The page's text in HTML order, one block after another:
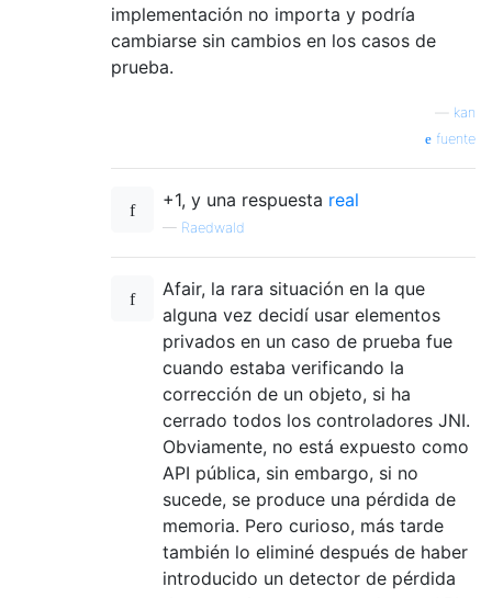
implementación no importa y podría
cambiarse sin cambios en los casos de
prueba.
kan
fuente
+1, y una respuesta real
— Raedwald
Afair, la rara situación en la que
alguna vez decidí usar elementos
privados en un caso de prueba fue
cuando estaba verificando la
corrección de un objeto, si ha
cerrado todos los controladores JNI.
Obviamente, no está expuesto como
API pública, sin embargo, si no
sucede, se produce una pérdida de
memoria. Pero curioso, más tarde
también lo eliminé después de haber
introducido un detector de pérdida